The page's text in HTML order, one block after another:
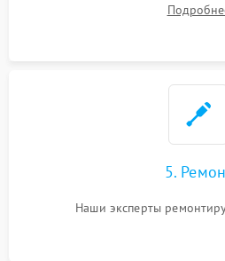
5.
Наши эксперты